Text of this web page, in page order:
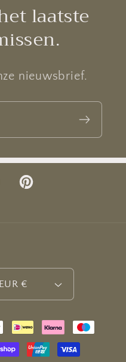
laatste
nieuwsbrief.
Pinterest
Nederland | EUR €